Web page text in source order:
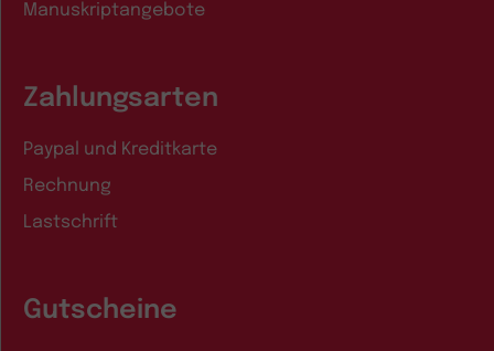
Manuskriptangebote
Zahlungsarten
Paypal und Kreditkarte
Rechnung
Lastschrift
Gutscheine